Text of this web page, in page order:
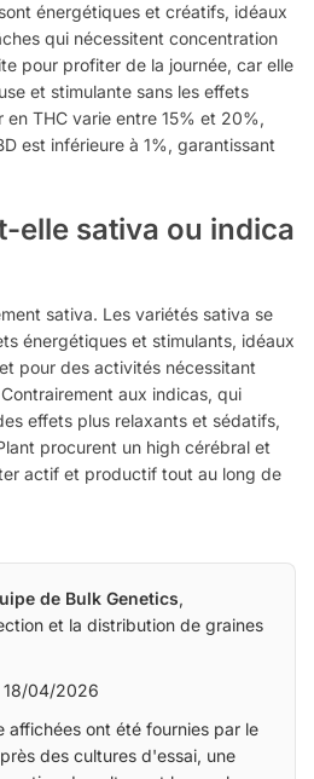
énergétiques et créatifs, idéaux
qui nécessitent concentration
pour profiter de la journée, car elle
et stimulante sans les effets
en THC varie entre 15% et 20%,
est inférieure à 1%, garantissant
elle sativa ou indica
sativa. Les variétés sativa se
énergétiques et stimulants, idéaux
pour des activités nécessitant
aux indicas, qui
effets plus relaxants et sédatifs,
procurent un high cérébral et
actif et productif tout au long de
de Bulk Genetics,
et la distribution de graines
18/04/2026
affichées ont été fournies par le
des cultures d'essai, une